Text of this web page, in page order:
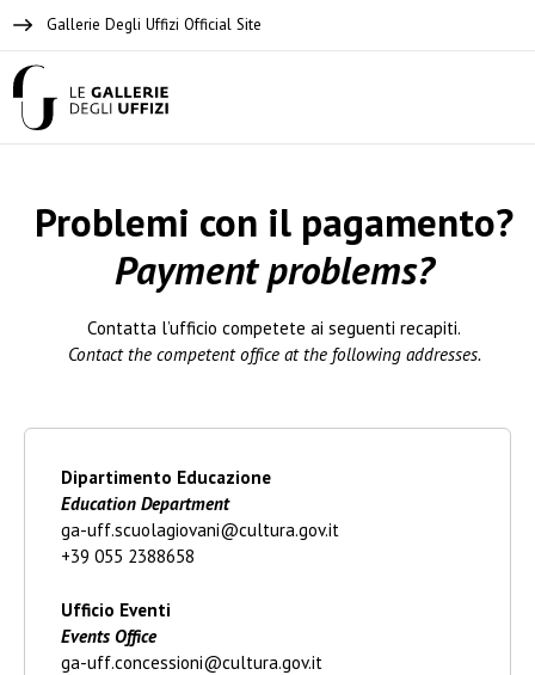
Gallerie Degli Uffizi Official Site
Problemi con il pagamento?
Payment problems?
Contatta l’ufficio competete ai seguenti recapiti.
Contact the competent office at the following addresses.
Dipartimento Educazione
Education Department
ga-uff.scuolagiovani@cultura.gov.it
+39 055 2388658
Ufficio Eventi
Events Office
ga-uff.concessioni@cultura.gov.it